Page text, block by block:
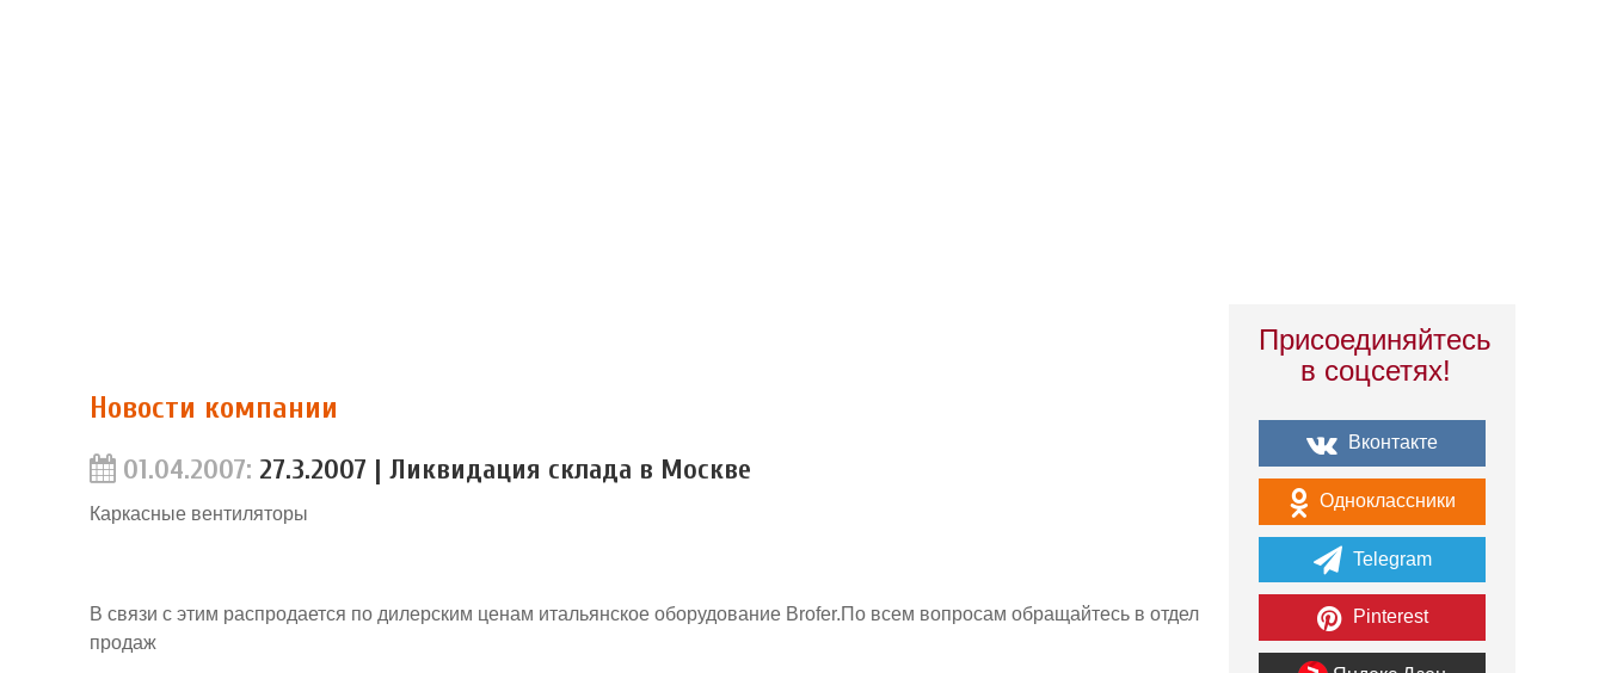
Новости компании
01.04.2007: 27.3.2007 | Ликвидация склада в Москве
Каркасные вентиляторы
В связи с этим распродается по дилерским ценам итальянское оборудование Brofer.По всем вопросам обращайтесь в отдел
продаж
Присоединяйтесь
в соцсетях!
Вконтакте
Одноклассники
Telegram
Pinterest